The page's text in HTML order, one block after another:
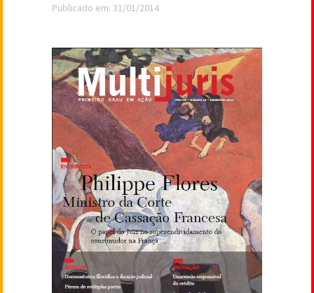
Publicado em: 31/01/2014